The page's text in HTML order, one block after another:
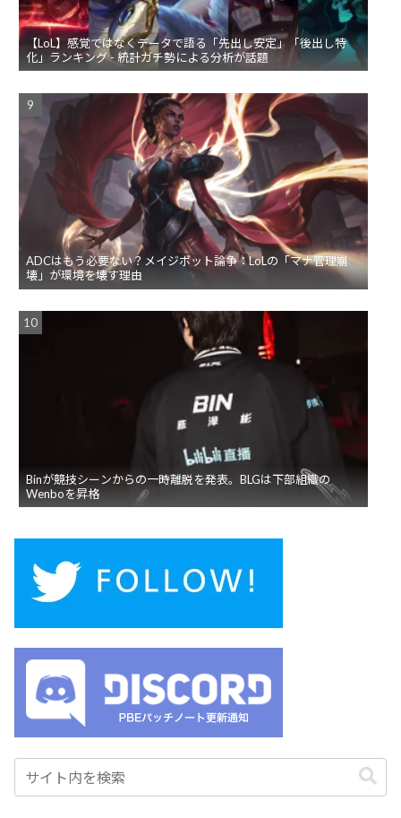
【LoL】感覚ではなくデータで語る「先出し安定」「後出し特
化」ランキング - 統計ガチ勢による分析が話題
ADCはもう必要ない？メイジボット論争：LoLの「マナ管理崩
壊」が環境を壊す理由
Binが競技シーンからの一時離脱を発表。BLGは下部組織の
Wenboを昇格